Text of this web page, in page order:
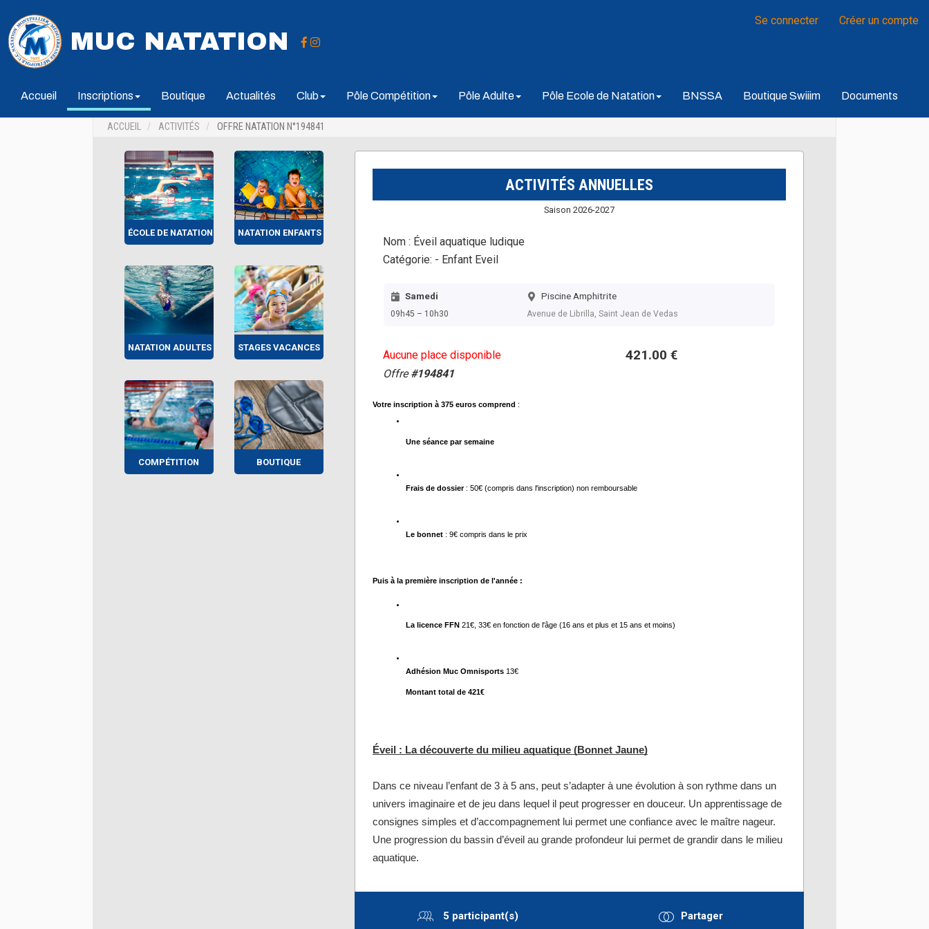
MUC NATATION
Se connecter Créer un compte
Accueil Inscriptions Boutique Actualités Club Pôle Compétition Pôle Adulte Pôle Ecole de Natation BNSSA Boutique Swiiim Documents
ACCUEIL ACTIVITÉS OFFRE NATATION N°194841
ÉCOLE DE NATATION NATATION ENFANTS
NATATION ADULTES STAGES VACANCES
COMPÉTITION BOUTIQUE
ACTIVITÉS ANNUELLES
Saison 2026-2027
Nom : Éveil aquatique ludique
Catégorie: - Enfant Eveil
Samedi
09h45 – 10h30
Piscine Amphitrite
Avenue de Librilla, Saint Jean de Vedas
Aucune place disponible
Offre#194841
421.00 €
Votre inscription à 375 euros comprend :
Une séance par semaine
Frais de dossier : 50€ (compris dans l'inscription) non remboursable
Le bonnet : 9€ compris dans le prix
Puis à la première inscription de l'année :
La licence FFN 21€, 33€ en fonction de l'âge (16 ans et plus et 15 ans et moins)
Adhésion Muc Omnisports 13€
Montant total de 421€
Éveil : La découverte du milieu aquatique (Bonnet Jaune)
Dans ce niveau l’enfant de 3 à 5 ans, peut s’adapter à une évolution à son rythme dans un
univers imaginaire et de jeu dans lequel il peut progresser en douceur. Un apprentissage de
consignes simples et d’accompagnement lui permet une confiance avec le maître nageur.
Une progression du bassin d’éveil au grande profondeur lui permet de grandir dans le milieu
aquatique.
5 participant(s) Partager